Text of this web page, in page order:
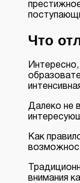
Что
Далеко не
Как
внимания